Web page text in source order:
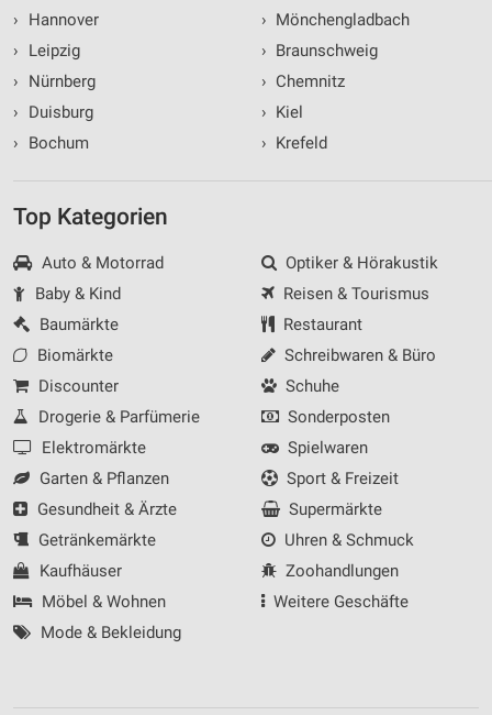
›
Hannover
›
Leipzig
›
Nürnberg
›
Duisburg
›
Bochum
› Mönchengladbach
› Braunschweig
› Chemnitz
› Kiel
› Krefeld
Top Kategorien
Auto & Motorrad
Baby & Kind
Baumärkte
Biomärkte
Discounter
Drogerie & Parfümerie
Elektromärkte
Garten & Pflanzen
Gesundheit & Ärzte
Getränkemärkte
Kaufhäuser
Möbel & Wohnen
Mode & Bekleidung
Optiker & Hörakustik
Reisen & Tourismus
Restaurant
Schreibwaren & Büro
Schuhe
Sonderposten
Spielwaren
Sport & Freizeit
Supermärkte
Uhren & Schmuck
Zoohandlungen
Weitere Geschäfte